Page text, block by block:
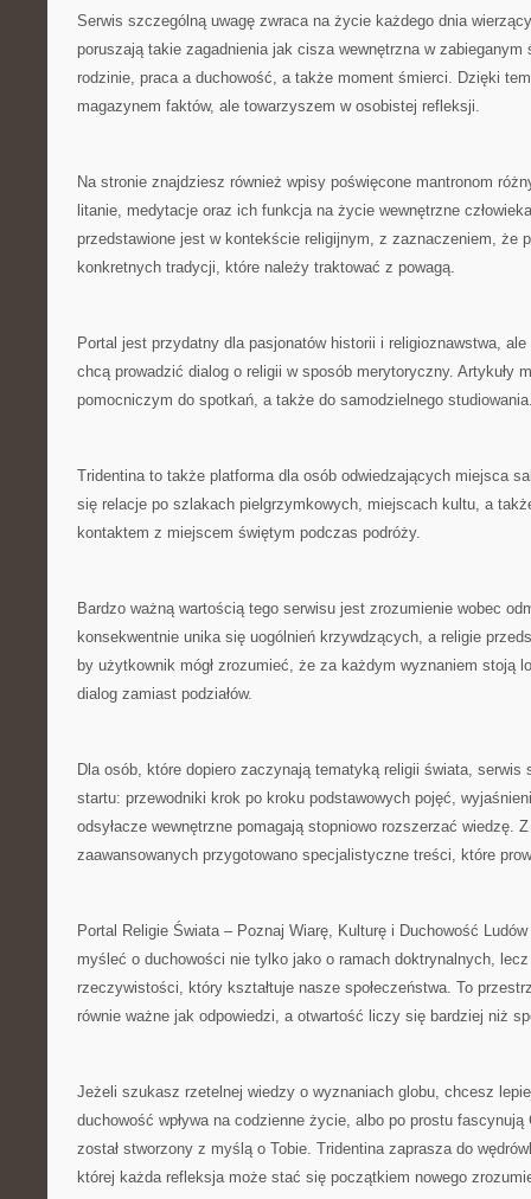
Serwis szczególną uwagę zwraca na życie każdego dnia
poruszają takie zagadnienia jak cisza wewnętrzna w zabieganym
rodzinie, praca a duchowość, a także moment śmierci. Dzięki
magazynem faktów, ale towarzyszem w osobistej refleksji.
Na stronie znajdziesz również wpisy poświęcone mantronom
litanie, medytacje oraz ich funkcja na życie wewnętrzne
przedstawione jest w kontekście religijnym, z zaznaczeniem, że
konkretnych tradycji, które należy traktować z powagą.
Portal jest przydatny dla pasjonatów historii i religioznawstwa,
chcą prowadzić dialog o religii w sposób merytoryczny. Artykuły
pomocniczym do spotkań, a także do samodzielnego
Tridentina to także platforma dla osób odwiedzających miejsca
się relacje po szlakach pielgrzymkowych, miejscach kultu, a
kontaktem z miejscem świętym podczas podróży.
Bardzo ważną wartością tego serwisu jest zrozumienie wobec
konsekwentnie unika się uogólnień krzywdzących, a religie
by użytkownik mógł zrozumieć, że za każdym wyznaniem stoją
dialog zamiast podziałów.
Dla osób, które dopiero zaczynają tematyką religii świata, serwis
startu: przewodniki krok po kroku podstawowych pojęć,
odsyłacze wewnętrzne pomagają stopniowo rozszerzać wiedzę.
zaawansowanych przygotowano specjalistyczne treści, które
Portal Religie Świata – Poznaj Wiarę, Kulturę i Duchowość
myśleć o duchowości nie tylko jako o ramach doktrynalnych,
rzeczywistości, który kształtuje nasze społeczeństwa. To
równie ważne jak odpowiedzi, a otwartość liczy się bardziej niż
Jeżeli szukasz rzetelnej wiedzy o wyznaniach globu, chcesz
duchowość wpływa na codzienne życie, albo po prostu
został stworzony z myślą o Tobie. Tridentina zaprasza do
której każda refleksja może stać się początkiem nowego